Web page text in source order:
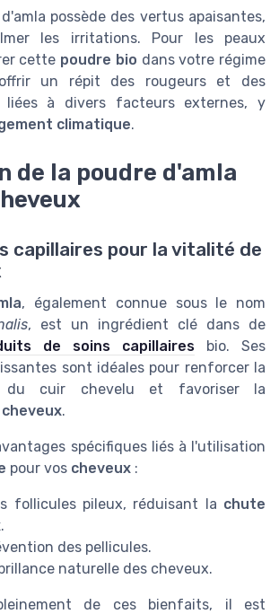
possède des vertus apaisantes,
les irritations. Pour les peaux
cette poudre bio dans votre régime
un répit des rougeurs et des
liées à divers facteurs externes, y
climatique.
de la poudre d'amla
capillaires pour la vitalité de
, également connue sous le nom
, est un ingrédient clé dans de
de soins capillaires bio. Ses
sont idéales pour renforcer la
du cuir chevelu et favoriser la
.
spécifiques liés à l'utilisation
pour vos cheveux :
follicules pileux, réduisant la chute
.
des pellicules.
naturelle des cheveux.
de ces bienfaits, il est